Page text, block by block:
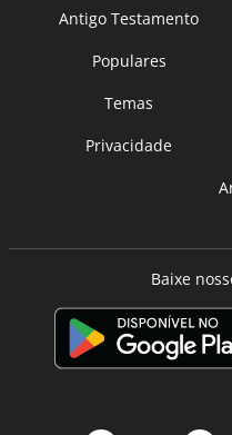
Antigo Testamento
Populares
Temas
Privacidade
Baixe